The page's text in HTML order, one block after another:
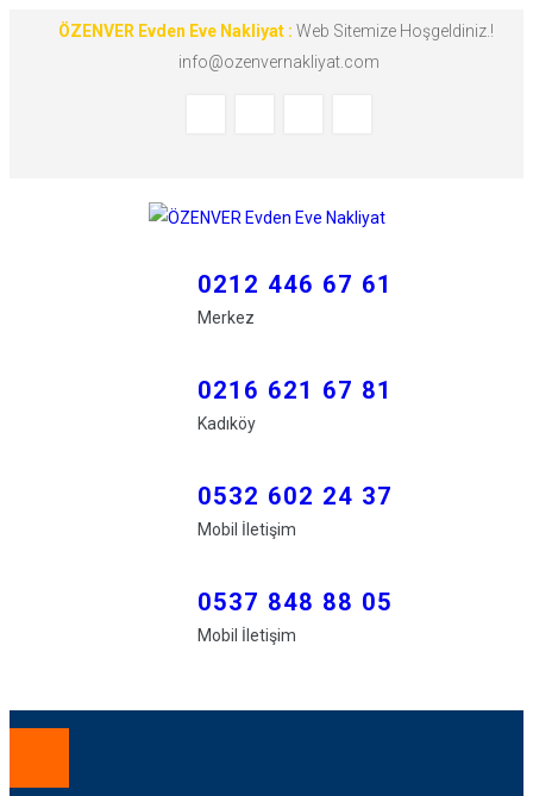
ÖZENVER Evden Eve Nakliyat : Web Sitemize Hoşgeldiniz.!
info@ozenvernakliyat.com
0212 446 67 61
Merkez
0216 621 67 81
Kadıköy
0532 602 24 37
Mobil İletişim
0537 848 88 05
Mobil İletişim